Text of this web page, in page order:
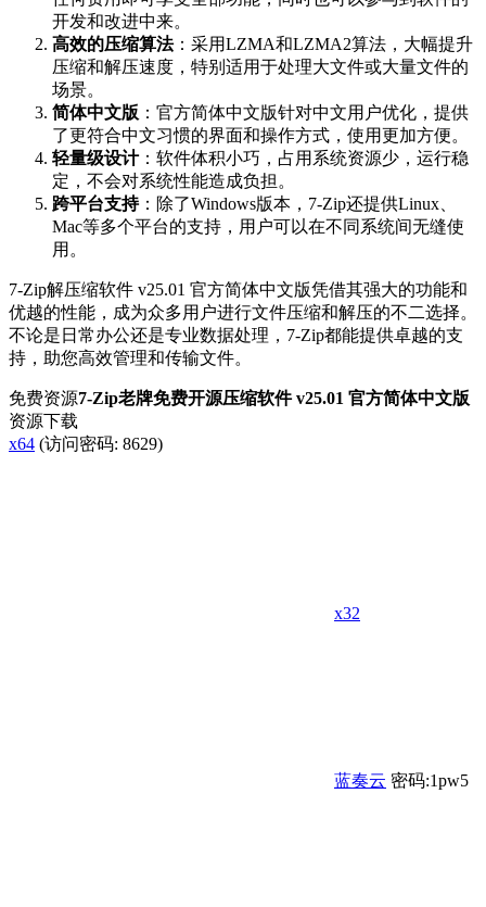
开发和改进中来。
高效的压缩算法：采用LZMA和LZMA2算法，大幅提升
压缩和解压速度，特别适用于处理大文件或大量文件的
场景。
简体中文版 ：官方简体中文版针对中文用户优化，提供
了更符合中文习惯的界面和操作方式，使用更加方便。
轻量级设计：软件体积小巧，占用系统资源少，运行稳
定，不会对系统性能造成负担。
跨平台支持：除了Windows版本，7-Zip还提供Linux、
Mac等多个平台的支持，用户可以在不同系统间无缝使
用。
7-Zip解压缩软件 v25.01 官方简体中文版凭借其强大的功能和
优越的性能，成为众多用户进行文件压缩和解压的不二选择。
不论是日常办公还是专业数据处理，7-Zip都能提供卓越的支
持，助您高效管理和传输文件。
免费资源7-Zip老牌免费开源压缩软件 v25.01 官方简体中文版
资源下载
x64 (访问密码: 8629)
x32
蓝奏云 密码:1pw5